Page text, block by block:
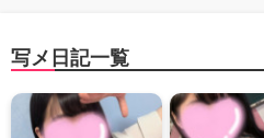
写メ日記一覧